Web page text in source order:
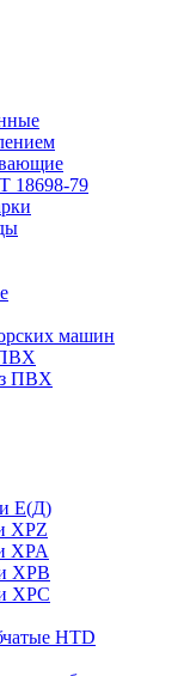
18698-79
машин
ПВХ
Е(Д)
XPZ
XPA
XPB
XPC
HTD